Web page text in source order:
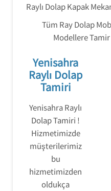
Raylı Dolap Kapak
Tüm Ray Dolap
Modellere
Yenisahra
Raylı Dolap
Tamiri
Yenisahra Raylı
Dolap Tamiri !
Hizmetimizde
müşterilerimiz
bu
hizmetimizden
oldukça